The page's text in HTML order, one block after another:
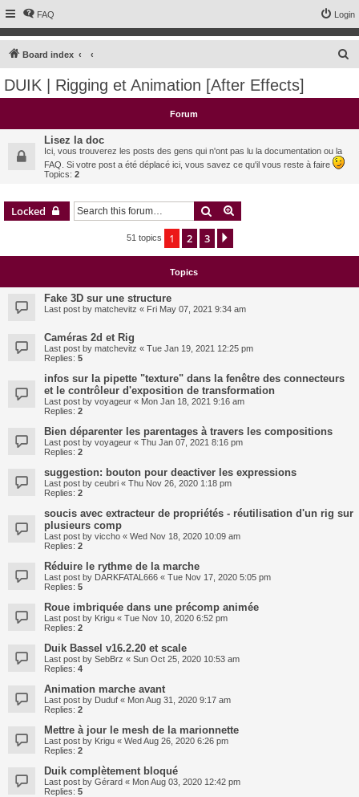
FAQ Login
Board index
c
DUIK | Rigging et Animation [After Effects]
Forum
Lisez la doc
Ici, vous trouverez les posts des gens qui n'ont pas lu la documentation ou la
FAQ. Si votre post a été déplacé ici, vous savez ce qu'il vous reste à faire
Topics: 2
Locked Search
51 topics 1 2 3
Topics
Fake 3D sur une structure
Last post by matchevitz « Fri May 07, 2021 9:34 am
Caméras 2d et Rig
Last post by matchevitz « Tue Jan 19, 2021 12:25 pm
Replies: 5
infos sur la pipette "texture" dans la fenêtre des connecteurs
et le contrôleur d'exposition de transformation
Last post by voyageur « Mon Jan 18, 2021 9:16 am
Replies: 2
Bien déparenter les parentages à travers les compositions
Last post by voyageur « Thu Jan 07, 2021 8:16 pm
Replies: 2
suggestion: bouton pour deactiver les expressions
Last post by ceubri « Thu Nov 26, 2020 1:18 pm
Replies: 2
soucis avec extracteur de propriétés - réutilisation d'un rig sur
plusieurs comp
Last post by viccho « Wed Nov 18, 2020 10:09 am
Replies: 2
Réduire le rythme de la marche
Last post by DARKFATAL666 « Tue Nov 17, 2020 5:05 pm
Replies: 5
Roue imbriquée dans une précomp animée
Last post by Krigu « Tue Nov 10, 2020 6:52 pm
Replies: 2
Duik Bassel v16.2.20 et scale
Last post by SebBrz « Sun Oct 25, 2020 10:53 am
Replies: 4
Animation marche avant
Last post by Duduf « Mon Aug 31, 2020 9:17 am
Replies: 2
Mettre à jour le mesh de la marionnette
Last post by Krigu « Wed Aug 26, 2020 6:26 pm
Replies: 2
Duik complètement bloqué
Last post by Gérard « Mon Aug 03, 2020 12:42 pm
Replies: 5